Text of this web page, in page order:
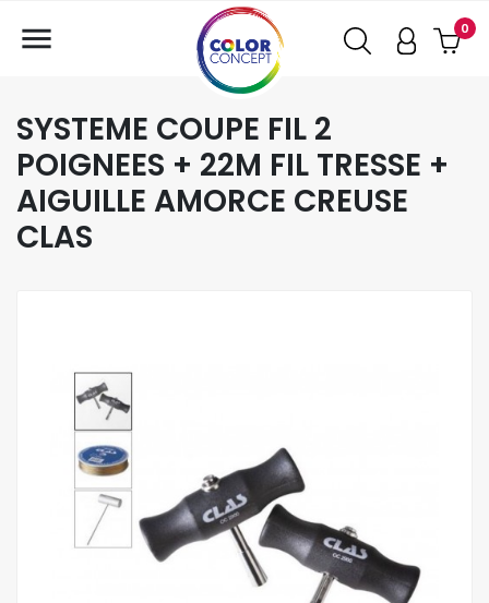
0

SYSTEME COUPE FIL 2
POIGNEES + 22M FIL TRESSE +
AIGUILLE AMORCE CREUSE
CLAS